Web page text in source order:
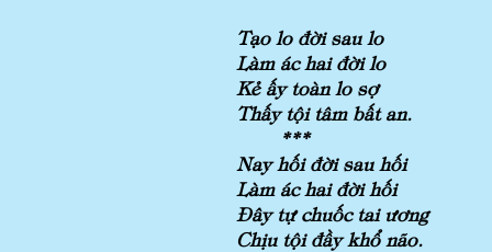
Tạo lo đời sau lo
Làm ác hai đời lo
Kẻ ấy toàn lo sợ
Thấy tội tâm bất an.
***
Nay hối đời sau hối
Làm ác hai đời hối
Đây tự chuốc tai ương
Chịu tội đầy khổ não.